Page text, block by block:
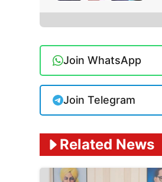
Join WhatsApp
Join Telegram
Related News